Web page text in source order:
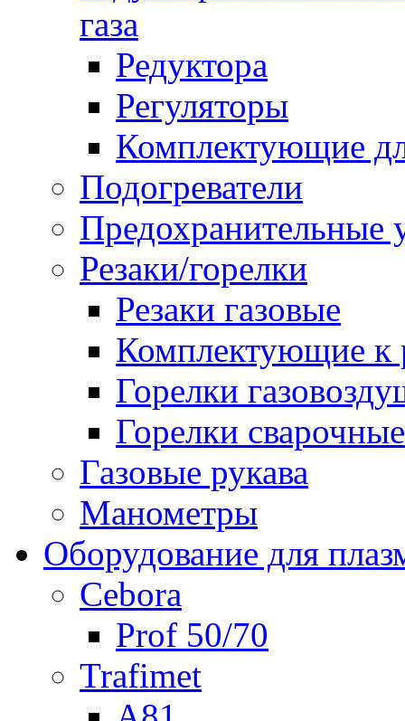
газа
Редуктора
Регуляторы
Комплектующие
Подогреватели
Предохранительные
Резаки/горелки
Резаки газовые
Комплектующие к
Горелки
Горелки сварочные
Газовые рукава
Манометры
Оборудование для
Cebora
Prof 50/70
Trafimet